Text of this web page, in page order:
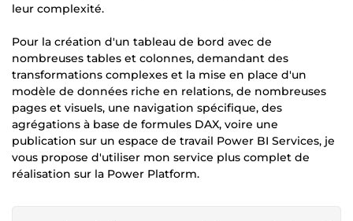
leur complexité.
Pour la création d'un tableau de bord avec de
nombreuses tables et colonnes, demandant des
transformations complexes et la mise en place d'un
modèle de données riche en relations, de nombreuses
pages et visuels, une navigation spécifique, des
agrégations à base de formules DAX, voire une
publication sur un espace de travail Power BI Services, je
vous propose d'utiliser mon service plus complet de
réalisation sur la Power Platform.